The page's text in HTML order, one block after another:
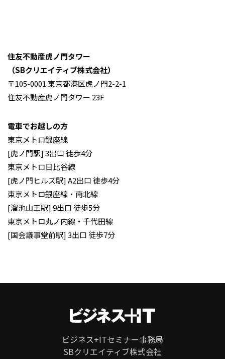
住友不動産虎ノ門タワー
（SBクリエイティブ株式会社）
〒105-0001 東京都港区虎ノ門2-2-1
住友不動産虎ノ門タワー 23F
電車でお越しの方
東京メトロ銀座線
[虎ノ門駅] 3出口 徒歩4分
東京メトロ日比谷線
[虎ノ門ヒルズ駅] A2出口 徒歩4分
東京メトロ銀座線・南北線
[溜池山王駅] 9出口 徒歩5分
東京メトロ丸ノ内線・千代田線
[国会議事堂前駅] 3出口 徒歩7分
ビジネス+ITセミナー事務局
SBクリエイティブ株式会社